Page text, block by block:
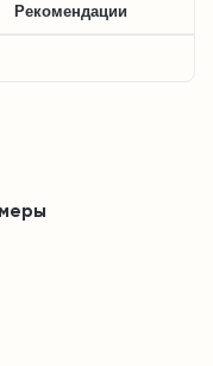
Рекомендации